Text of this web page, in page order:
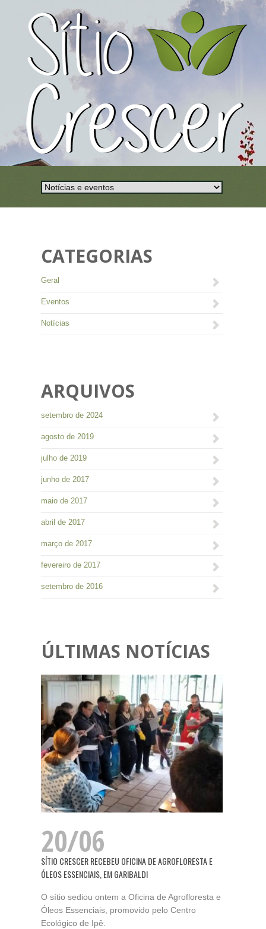
CATEGORIAS
Geral
Eventos
Notícias
ARQUIVOS
setembro de 2024
agosto de 2019
julho de 2019
junho de 2017
maio de 2017
abril de 2017
março de 2017
fevereiro de 2017
setembro de 2016
ÚLTIMAS NOTÍCIAS
20/06
SÍTIO CRESCER RECEBEU OFICINA DE AGROFLORESTA E
ÓLEOS ESSENCIAIS, EM GARIBALDI
O sítio sediou ontem a Oficina de Agrofloresta e
Óleos Essenciais, promovido pelo Centro
Ecológico de Ipê.